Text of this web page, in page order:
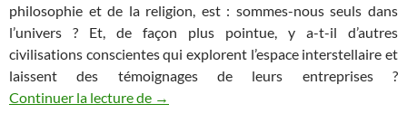
philosophie et de la religion, est : sommes-nous seuls dans
l’univers ? Et, de façon plus pointue, y a-t-il d’autres
civilisations conscientes qui explorent l’espace interstellaire et
laissent des témoignages de leurs entreprises ?
Continuer la lecture de
Oumuamua, vaisseau extraterrestre ou
→